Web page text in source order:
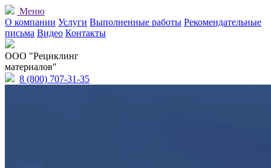
Меню
О компании Услуги Выполненные работы Рекомендательные
письма Видео Контакты
OOO "Рециклинг
материалов"
8 (800) 707-31-35